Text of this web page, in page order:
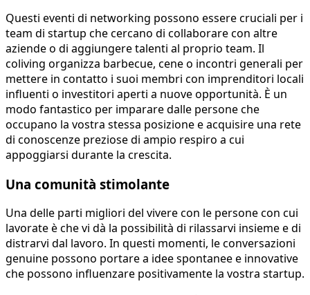
Questi eventi di networking possono essere cruciali per i
team di startup che cercano di collaborare con altre
aziende o di aggiungere talenti al proprio team. Il
coliving organizza barbecue, cene o incontri generali per
mettere in contatto i suoi membri con imprenditori locali
influenti o investitori aperti a nuove opportunità. È un
modo fantastico per imparare dalle persone che
occupano la vostra stessa posizione e acquisire una rete
di conoscenze preziose di ampio respiro a cui
appoggiarsi durante la crescita.
Una comunità stimolante
Una delle parti migliori del vivere con le persone con cui
lavorate è che vi dà la possibilità di rilassarvi insieme e di
distrarvi dal lavoro. In questi momenti, le conversazioni
genuine possono portare a idee spontanee e innovative
che possono influenzare positivamente la vostra startup.